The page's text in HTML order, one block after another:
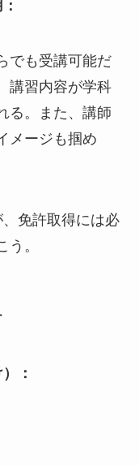
でも受講可能だ
講習内容が学科
る。また、講師
メージも掴め
免許取得には必
。
：